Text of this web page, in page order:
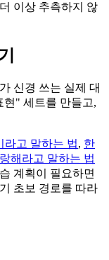
이상 추측하지 않
신경 쓰는 실제 대
현" 세트를 만들고,
라고 말하는 법, 한
해라고 말하는 법
계획이 필요하면
초보 경로를 따라